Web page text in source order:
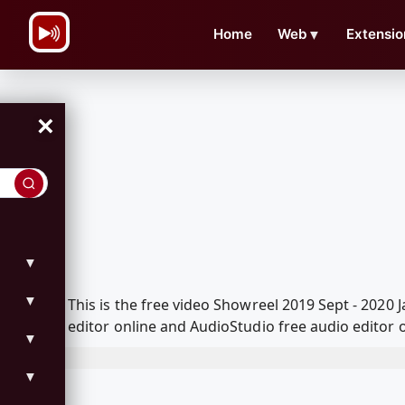
Home Web ▼
×
▼
▼
▼
▼
This is the free video Showreel 2019 Sept -
editor online and AudioStudio free audio editor